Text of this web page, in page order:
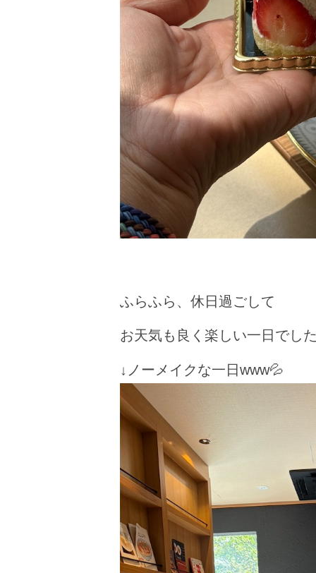
ふらふら、休日過ごして
お天気も良く楽しい一日でし
↓ノーメイクな一日www💦